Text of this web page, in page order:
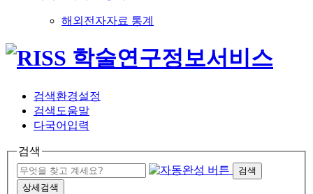
해외전자자료 통계
검색환경설정
검색도움말
다국어입력
검색
검색
상세검색